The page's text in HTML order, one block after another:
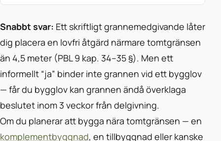
Snabbt svar: Ett skriftligt grannemedgivande låter
dig placera en lovfri åtgärd närmare tomtgränsen
än 4,5 meter (PBL 9 kap. 34–35 §). Men ett
informellt “ja” binder inte grannen vid ett bygglov
— får du bygglov kan grannen ändå överklaga
beslutet inom 3 veckor från delgivning.
Om du planerar att bygga nära tomtgränsen — en
komplementbyggnad, en tillbyggnad eller kanske